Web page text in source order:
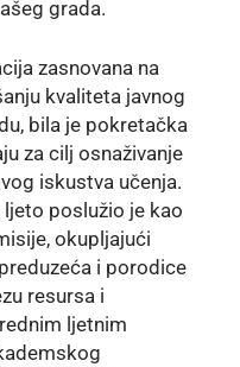
grada.
zasnovana na
kvaliteta javnog
bila je pokretačka
za cilj osnaživanje
iskustva učenja.
poslužio je kao
okupljajući
i porodice
resursa i
ljetnim